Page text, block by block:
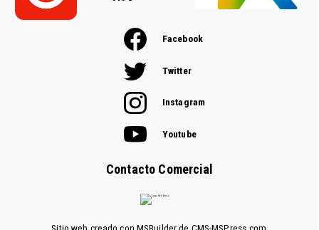
Facebook
Twitter
Instagram
Youtube
Contacto Comercial